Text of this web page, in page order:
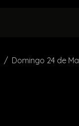
Domingo 24 de